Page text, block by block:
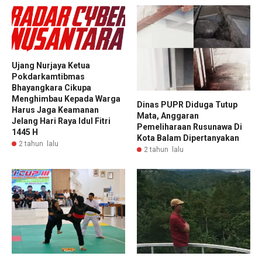
Ujang Nurjaya Ketua
Pokdarkamtibmas
Bhayangkara Cikupa
Menghimbau Kepada Warga
Harus Jaga Keamanan
Jelang Hari Raya Idul Fitri
1445 H
2 tahun lalu
Dinas PUPR Diduga Tutup
Mata, Anggaran
Pemeliharaan Rusunawa Di
Kota Balam Dipertanyakan
2 tahun lalu